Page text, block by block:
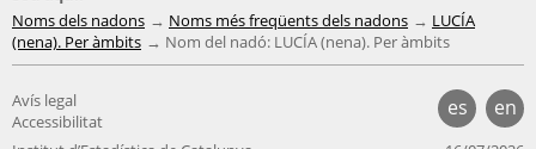
Noms dels nadons
Noms més freqüents dels nadons
LUCÍA
(nena). Per àmbits
Nom del nadó: LUCÍA (nena). Per àmbits
es en
Avís legal
Accessibilitat